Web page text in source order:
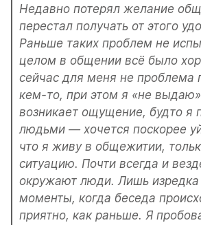
Недавно потерял желание
перестал получать от этого
Раньше таких проблем не
целом в общении всё было
сейчас для меня не проблема
кем-то, при этом я «не
возникает ощущение, будто я
людьми — хочется поскорее
что я живу в общежитии,
ситуацию. Почти всегда и
окружают люди. Лишь
моменты, когда беседа
приятно, как раньше. Я